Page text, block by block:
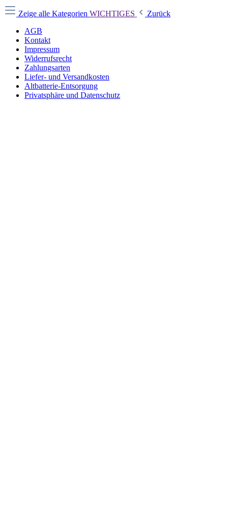
Zeige alle Kategorien WICHTIGES
Zurück
AGB
Kontakt
Impressum
Widerrufsrecht
Zahlungsarten
Liefer- und Versandkosten
Altbatterie-Entsorgung
Privatsphäre und Datenschutz